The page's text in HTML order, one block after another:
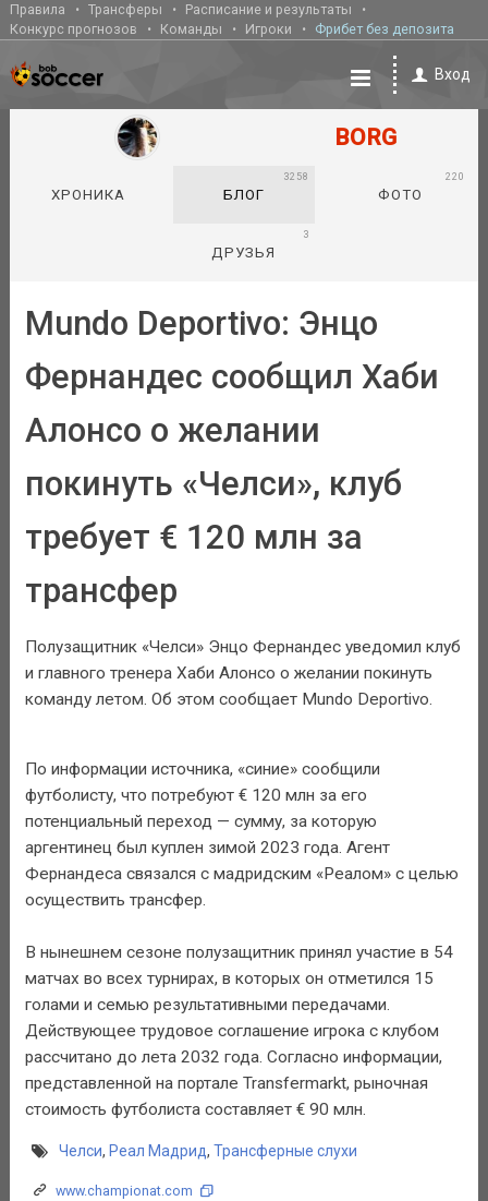
Правила Трансферы
Расписание и результаты
Конкурс прогнозов
Команды Игроки Фрибет без депозита
Вход
BORG
ХРОНИКА БЛОГ
3258
ФОТО
220
ДРУЗЬЯ
3
Mundo Deportivo: Энцо
Фернандес сообщил Хаби
Алонсо о желании
покинуть «Челси», клуб
требует € 120 млн за
трансфер
Полузащитник «Челси» Энцо Фернандес уведомил клуб
и главного тренера Хаби Алонсо о желании покинуть
команду летом. Об этом сообщает Mundo Deportivo.
По информации источника, «синие» сообщили
футболисту, что потребуют € 120 млн за его
потенциальный переход — сумму, за которую
аргентинец был куплен зимой 2023 года. Агент
Фернандеса связался с мадридским «Реалом» с целью
осуществить трансфер.
В нынешнем сезоне полузащитник принял участие в 54
матчах во всех турнирах, в которых он отметился 15
голами и семью результативными передачами.
Действующее трудовое соглашение игрока с клубом
рассчитано до лета 2032 года. Согласно информации,
представленной на портале Transfermarkt, рыночная
стоимость футболиста составляет € 90 млн.
Челси, Реал Мадрид, Трансферные слухи
www.championat.com